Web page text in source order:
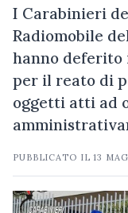
I Carabinieri
Radiomobile
hanno deferito
per il reato di
oggetti atti ad
PUBBLICATO IL13